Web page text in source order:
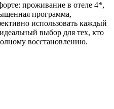
проживание в отеле 4*,
программа,
использовать каждый
выбор для тех, кто
восстановлению.